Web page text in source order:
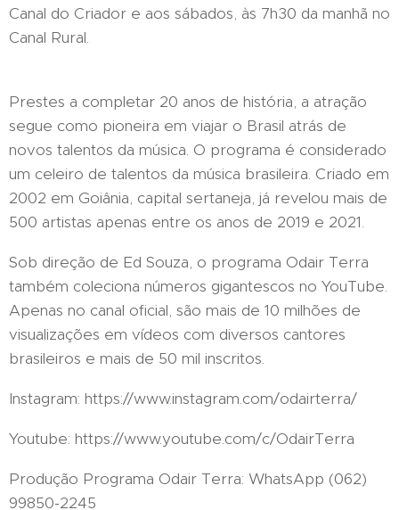
Canal do Criador e aos sábados, às 7h30 da manhã no
Canal Rural.
Prestes a completar 20 anos de história, a atração
segue como pioneira em viajar o Brasil atrás de
novos talentos da música. O programa é considerado
um celeiro de talentos da música brasileira. Criado em
2002 em Goiânia, capital sertaneja, já revelou mais de
500 artistas apenas entre os anos de 2019 e 2021.
Sob direção de Ed Souza, o programa Odair Terra
também coleciona números gigantescos no YouTube.
Apenas no canal oficial, são mais de 10 milhões de
visualizações em vídeos com diversos cantores
brasileiros e mais de 50 mil inscritos.
Instagram: https://www.instagram.com/odairterra/
Youtube: https://www.youtube.com/c/OdairTerra
Produção Programa Odair Terra: WhatsApp (062)
99850-2245